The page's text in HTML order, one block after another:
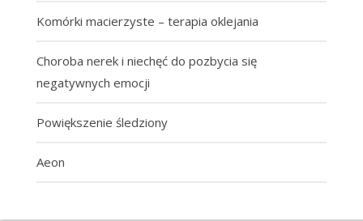
Komórki macierzyste – terapia oklejania
Choroba nerek i niechęć do pozbycia się
negatywnych emocji
Powiększenie śledziony
Aeon